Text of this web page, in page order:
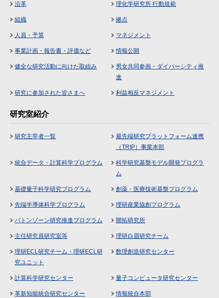
沿革 理化学研究所 行動規範
組織 拠点
人員・予算 マネジメント
事業計画・報告書・評価など 情報公開
健全な研究活動に向けた取組み
男女共同参画・ダイバーシティ推
進
研究に参加された皆さまへ 利益相反マネジメント
研究室紹介
研究主宰者一覧
最先端研究プラットフォーム連携
（TRIP）事業本部
統合データ・計算科学プログラム
科学研究基盤モデル開発プログラ
ム
基礎量子科学研究プログラム 創薬・医療技術基盤プログラム
先端半導体科学プログラム 理研産業協創プログラム
バトンゾーン研究推進プログラム 開拓研究所
主任研究員研究室等 理研白眉研究チーム
理研ECL研究チーム・理研ECL研
究ユニット
数理創造研究センター
計算科学研究センター 量子コンピュータ研究センター
革新知能統合研究センター 情報統合本部